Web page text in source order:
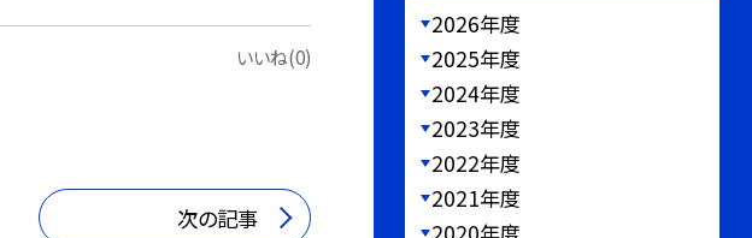
いいね(0)
次の記事
2026年度
2025年度
2024年度
2023年度
2022年度
2021年度